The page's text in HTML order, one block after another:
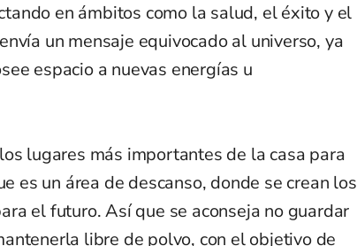
en ámbitos como la salud, el éxito y el
un mensaje equivocado al universo, ya
espacio a nuevas energías u
lugares más importantes de la casa para
es un área de descanso, donde se crean los
el futuro. Así que se aconseja no guardar
libre de polvo, con el objetivo de